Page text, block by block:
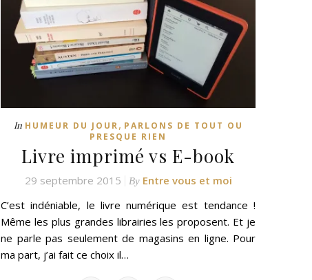
In HUMEUR DU JOUR, PARLONS DE TOUT OU
PRESQUE RIEN
Livre imprimé vs E-book
29 septembre 2015 By Entre vous et moi
C’est indéniable, le livre numérique est tendance !
Même les plus grandes librairies les proposent. Et je
ne parle pas seulement de magasins en ligne. Pour
ma part, j’ai fait ce choix il…